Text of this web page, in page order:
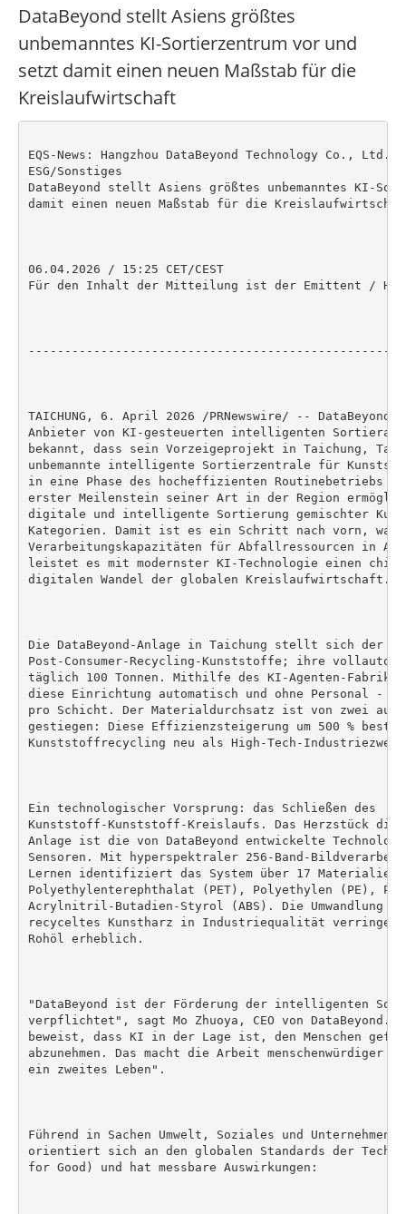
DataBeyond stellt Asiens größtes
unbemanntes KI-Sortierzentrum vor und
setzt damit einen neuen Maßstab für die
Kreislaufwirtschaft
EQS-News: Hangzhou DataBeyond Technology Co.,
ESG/Sonstiges
DataBeyond stellt Asiens größtes unbemanntes KI-
damit einen neuen Maßstab für die
06.04.2026 / 15:25 CET/CEST
Für den Inhalt der Mitteilung ist der Emittent /
TAICHUNG, 6. April 2026 /PRNewswire/ --
Anbieter von KI-gesteuerten intelligenten
bekannt, dass sein Vorzeigeprojekt in Taichung,
unbemannte intelligente Sortierzentrale für
in eine Phase des hocheffizienten Routinebetriebs
erster Meilenstein seiner Art in der Region
digitale und intelligente Sortierung gemischter
Kategorien. Damit ist es ein Schritt nach vorn, was
Verarbeitungskapazitäten für Abfallressourcen in
leistet es mit modernster KI-Technologie einen
digitalen Wandel der globalen Kreislaufwirtschaft.
Die DataBeyond-Anlage in Taichung stellt sich der
Post-Consumer-Recycling-Kunststoffe; ihre
täglich 100 Tonnen. Mithilfe des KI-Agenten-
diese Einrichtung automatisch und ohne Personal -
pro Schicht. Der Materialdurchsatz ist von zwei auf
gestiegen: Diese Effizienzsteigerung um 500 %
Kunststoffrecycling neu als High-Tech-
Ein technologischer Vorsprung: das Schließen des
Kunststoff-Kunststoff-Kreislaufs. Das Herzstück
Anlage ist die von DataBeyond entwickelte
Sensoren. Mit hyperspektraler 256-Band-
Lernen identifiziert das System über 17 Materialien
Polyethylenterephthalat (PET), Polyethylen (PE),
Acrylnitril-Butadien-Styrol (ABS). Die Umwandlung
recyceltes Kunstharz in Industriequalität verringert
Rohöl erheblich.
"DataBeyond ist der Förderung der intelligenten
verpflichtet", sagt Mo Zhuoya, CEO von DataBeyond.
beweist, dass KI in der Lage ist, den Menschen
abzunehmen. Das macht die Arbeit menschenwürdiger
ein zweites Leben".
Führend in Sachen Umwelt, Soziales und
orientiert sich an den globalen Standards der
for Good) und hat messbare Auswirkungen: